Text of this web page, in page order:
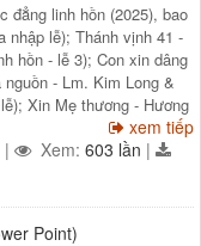
đẳng linh hồn (2025), bao
nhập lễ); Thánh vịnh 41 -
hồn - lễ 3); Con xin dâng
- Lm. Kim Long &
Xin Mẹ thương - Hương
xem tiếp
| Xem: 603 lần |
Point)